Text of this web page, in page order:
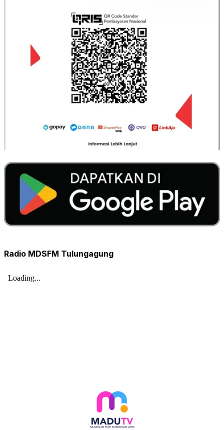
Radio MDSFM Tulungagung